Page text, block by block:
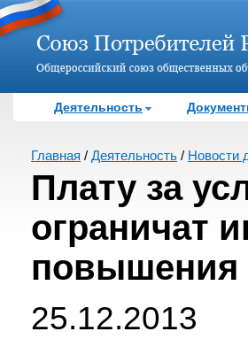
Деятельность
Главная / Деятельность / Новости
Плату за
ограничат
повышения
25.12.2013